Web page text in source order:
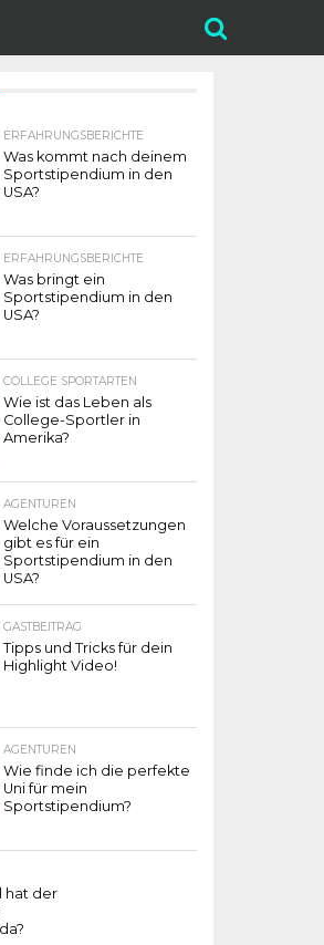
ERFAHRUNGSBERICHTE
Was kommt nach deinem
Sportstipendium in den
USA?
ERFAHRUNGSBERICHTE
Was bringt ein
Sportstipendium in den
USA?
COLLEGE SPORTARTEN
Wie ist das Leben als
College-Sportler in
Amerika?
AGENTUREN
Welche Voraussetzungen
gibt es für ein
Sportstipendium in den
USA?
GASTBEITRAG
Tipps und Tricks für dein
Highlight Video!
AGENTUREN
Wie finde ich die perfekte
Uni für mein
Sportstipendium?
hat der